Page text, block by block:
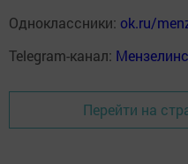
Одноклассники: ok.ru/
Telegram-канал:
Перейти на